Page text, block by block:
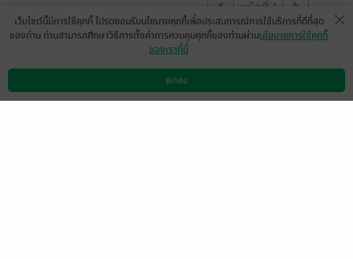
หน้าที่ 1
ดาวน์โหลดแอป วิธีการใช้งาน ติดต่อเรา
เว็บไซต์นี้มีการใช้คุกกี้ โปรดยอมรับนโยบายคุกกี้เพื่อประสบการณ์การใช้บริการที่ดีที่สุด
ของท่าน ท่านสามารถศึกษาวิธีการตั้งค่าการควบคุมคุกกี้ของท่านผ่านนโยบายการใช้คุกกี้
ของเราที่นี่
ตกลง